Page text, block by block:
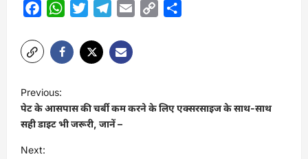
FacebookWhatsAppTwitterTelegram
Email
Copy
P
o
s
t
Previous:
पेट के आसपास की चर्बी कम करने के लिए एक्सरसाइज के साथ-साथ
सही डाइट भी जरूरी, जानें –
Next: